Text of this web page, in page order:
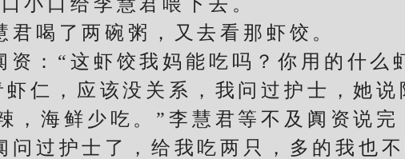
了两碗粥，又去看那虾饺。
：“这虾饺我妈能吃吗？你用的什么
，应该没关系，我问过护士，她说
，海鲜少吃。”李慧君等不及阗资说完
问过护士了，给我吃两只，多的我也